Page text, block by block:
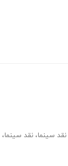
سینما، نقد سینما،